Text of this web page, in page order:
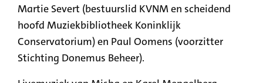
Martie Severt (bestuurslid KVNM en scheidend
hoofd Muziekbibliotheek Koninklijk
Conservatorium) en Paul Oomens (voorzitter
Stichting Donemus Beheer).